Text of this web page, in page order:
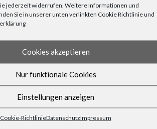
jederzeit widerrufen. Weitere Informationen und
Sie in unserer unten verlinkten Cookie Richtlinie und
Cookies akzeptieren
Nur funktionale Cookies
Einstellungen anzeigen
Cookie-RichtlinieDatenschutzImpressum